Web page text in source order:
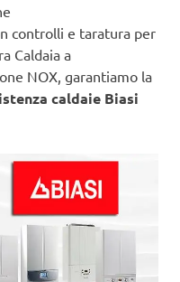
controlli e taratura per
Caldaia a
NOX, garantiamo la
caldaie Biasi